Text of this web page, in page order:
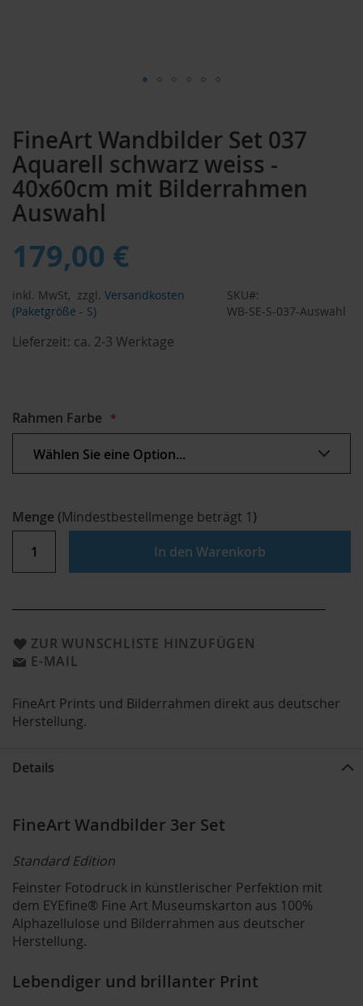
FineArt Wandbilder Set 037
Aquarell schwarz weiss -
40x60cm mit Bilderrahmen
Auswahl
179,00 €
inkl. MwSt, zzgl. Versandkosten
(Paketgröße - S)
SKU
WB-SE-S-037-Auswahl
Lieferzeit: ca. 2-3 Werktage
Rahmen Farbe
Menge (Mindestbestellmenge beträgt 1)
In den Warenkorb
ZUR WUNSCHLISTE HINZUFÜGEN
E-MAIL
FineArt Prints und Bilderrahmen direkt aus deutscher
Herstellung.
der
Bildergalerie
springen
Details
FineArt Wandbilder 3er Set
Standard Edition
Feinster Fotodruck in künstlerischer Perfektion mit
dem EYEfine® Fine Art Museumskarton aus 100%
Alphazellulose und Bilderrahmen aus deutscher
Herstellung.
Lebendiger und brillanter Print